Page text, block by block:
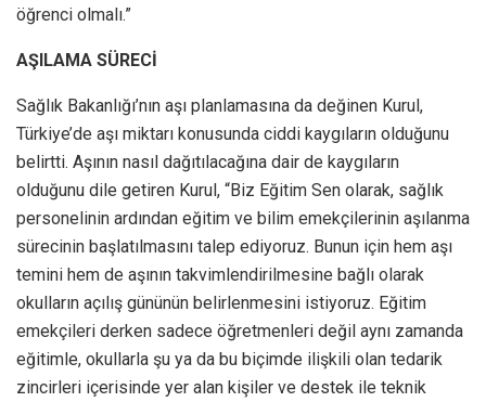
öğrenci olmalı.”
AŞILAMA SÜRECİ
Sağlık Bakanlığı’nın aşı planlamasına da değinen Kurul,
Türkiye’de aşı miktarı konusunda ciddi kaygıların olduğunu
belirtti. Aşının nasıl dağıtılacağına dair de kaygıların
olduğunu dile getiren Kurul, “Biz Eğitim Sen olarak, sağlık
personelinin ardından eğitim ve bilim emekçilerinin aşılanma
sürecinin başlatılmasını talep ediyoruz. Bunun için hem aşı
temini hem de aşının takvimlendirilmesine bağlı olarak
okulların açılış gününün belirlenmesini istiyoruz. Eğitim
emekçileri derken sadece öğretmenleri değil aynı zamanda
eğitimle, okullarla şu ya da bu biçimde ilişkili olan tedarik
zincirleri içerisinde yer alan kişiler ve destek ile teknik